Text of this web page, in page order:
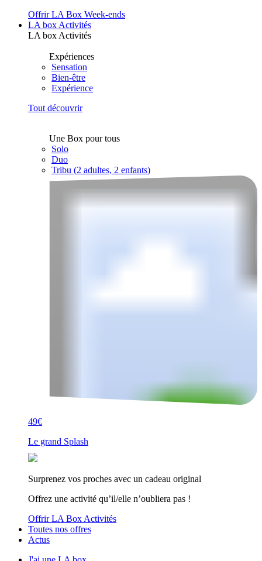
Offrir LA Box Week-ends
LA box Activités
LA box Activités
Expériences
Sensation
Bien-être
Expérience
Tout découvrir
Une Box pour tous
Solo
Duo
Tribu (2 adultes, 2 enfants)
49€
Le grand Splash
Surprenez vos proches avec un cadeau original
Offrez une activité qu’il/elle n’oubliera pas !
Offrir LA Box Activités
Toutes nos offres
Actus